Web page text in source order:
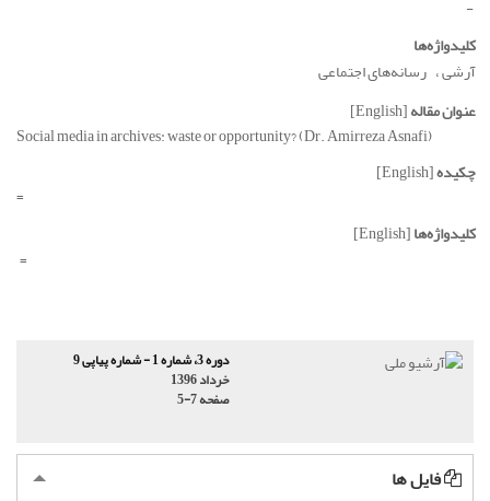
-
کلیدواژه‌ها
آرشی رسانه‌های اجتماعی
عنوان مقاله[English]
Social media in archives: waste or opportunity? (Dr. Amirreza Asnafi)
چکیده[English]
=
کلیدواژه‌ها[English]
=
دوره 3، شماره 1 - شماره پیاپی 9
خرداد 1396
صفحه5-7
فایل ها